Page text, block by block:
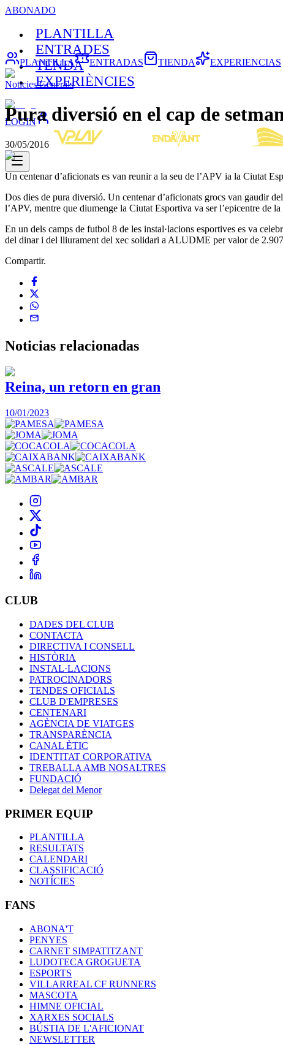
ABONADO
PLANTILLA
ENTRADES
TENDA
EXPERIÈNCIES
LOGIN
PLANTILLA ENTRADAS TIENDA EXPERIENCIAS
Noticies Generals
Pura diversió en el cap de
30/05/2016
Un centenar d’aficionats es van reunir a la seu de l’APV ia la Ciutat
Dos dies de pura diversió. Un centenar d’aficionats grocs van gaudir
l’APV, mentre que diumenge la Ciutat Esportiva va ser l’epicentre de la
En un dels camps de futbol 8 de les instal·lacions esportives es va
del dinar i del lliurament del xec solidari a ALUDME per valor de
Compartir.
Noticias relacionadas
Reina, un retorn en gran
10/01/2023
CLUB
DADES DEL CLUB
CONTACTA
DIRECTIVA I CONSELL
HISTÒRIA
INSTAL·LACIONS
PATROCINADORS
TENDES OFICIALS
CLUB D'EMPRESES
CENTENARI
AGÈNCIA DE VIATGES
TRANSPARÈNCIA
CANAL ÈTIC
IDENTITAT CORPORATIVA
TREBALLA AMB NOSALTRES
FUNDACIÓ
Delegat del Menor
PRIMER EQUIP
PLANTILLA
RESULTATS
CALENDARI
CLASSIFICACIÓ
NOTÍCIES
FANS
ABONA'T
PENYES
CARNET SIMPATITZANT
LUDOTECA GROGUETA
ESPORTS
VILLARREAL CF RUNNERS
MASCOTA
HIMNE OFICIAL
XARXES SOCIALS
BÚSTIA DE L'AFICIONAT
NEWSLETTER